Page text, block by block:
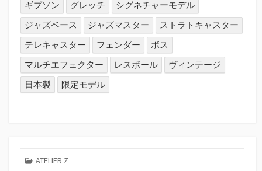
ギブソン
グレッチ
シグネチャーモデル
ジャズベース
ジャズマスター
ストラトキャスター
テレキャスター
フェンダー
ボス
マルチエフェクター
レスポール
ヴィンテージ
日本製
限定モデル
ATELIER Z